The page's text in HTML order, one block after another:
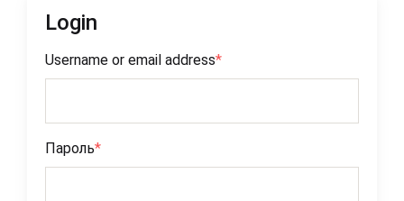
Login
Username or email address*
Пароль*